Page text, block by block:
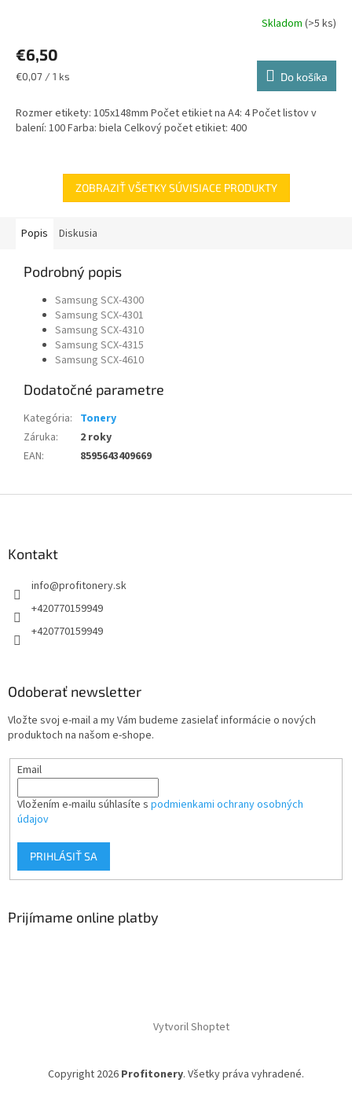
Skladom (>5 ks)
€6,50
Jednotková
€0,07 / 1 ks Do košíka
Rozmer etikety: 105x148mm Počet etikiet na A4: 4 Počet listov v
balení: 100 Farba: biela Celkový počet etikiet: 400
ZOBRAZIŤ VŠETKY SÚVISIACE PRODUKTY
Popis Diskusia
Podrobný popis
Samsung SCX-4300
Samsung SCX-4301
Samsung SCX-4310
Samsung SCX-4315
Samsung SCX-4610
Dodatočné parametre
Kategória: Tonery
Záruka:
2 roky
EAN: 8595643409669
Kontakt
info@profitonery.sk
+420770159949
+420770159949
Odoberať newsletter
Vložte svoj e-mail a my Vám budeme zasielať informácie o nových
produktoch na našom e-shope.
Email
Vložením e-mailu súhlasíte s podmienkami ochrany osobných
údajov
PRIHLÁSIŤ SA
Prijímame online platby
Vytvoril Shoptet
Copyright 2026 Profitonery. Všetky práva vyhradené.